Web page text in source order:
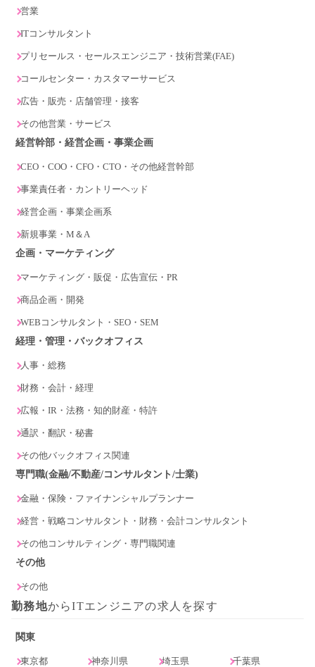
営業
ITコンサルタント
プリセールス・セールスエンジニア・技術営業(FAE)
コールセンター・カスタマーサービス
広告・販売・店舗管理・接客
その他営業・サービス
経営幹部・経営企画・事業企画
CEO・COO・CFO・CTO・その他経営幹部
事業責任者・カントリーヘッド
経営企画・事業企画系
新規事業・M＆A
企画・マーケティング
マーケティング・販促・広告宣伝・PR
商品企画・開発
WEBコンサルタント・SEO・SEM
経理・管理・バックオフィス
人事・総務
財務・会計・経理
広報・IR・法務・知的財産・特許
通訳・翻訳・秘書
その他バックオフィス関連
専門職(金融/不動産/コンサルタント/士業)
金融・保険・ファイナンシャルプランナー
経営・戦略コンサルタント・財務・会計コンサルタント
その他コンサルティング・専門職関連
その他
その他
勤務地からITエンジニアの求人を探す
関東
東京都 神奈川県 埼玉県 千葉県